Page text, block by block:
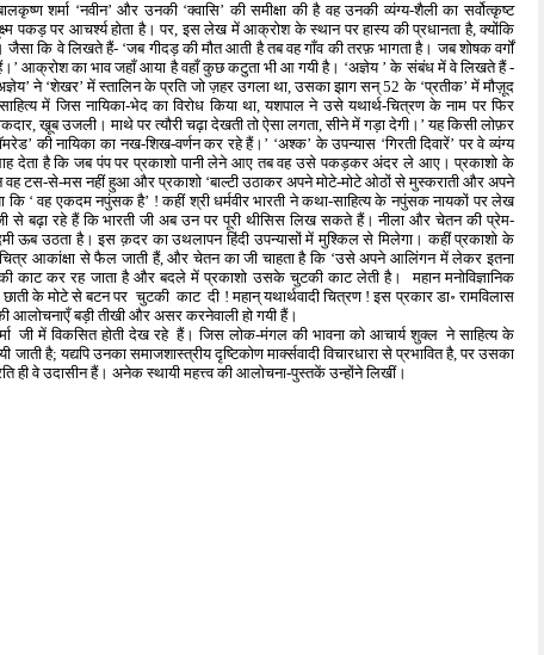
शर्मा ‘नवीन’ और उनकी ‘क्वासि’ की समीक्षा की है वह उनकी व्यंग्य-शैली का सर्वोत्कृष्ट
पकड़ पर आचर्श्य होता है। पर, इस लेख में आक्रोश के स्थान पर हास्य की प्रधानता है, क्योंकि
जैसा कि वे लिखते हैं- ‘जब गीदड़ की मौत आती है तब वह गाँव की तरफ़ भागता है। जब शोषक वर्गों
आक्रोश का भाव जहाँ आया है वहाँ कुछ कटुता भी आ गयी है। ‘अज्ञेय ’ के संबंध में वे लिखते हैं -
ने ‘शेखर’ में स्तालिन के प्रति जो ज़हर उगला था, उसका झाग सन् 52 के ‘प्रतीक’ में मौज़ूद
में जिस नायिका-भेद का विरोध किया था, यशपाल ने उसे यथार्थ-चित्रण के नाम पर फिर
खू़ब उजली। माथे पर त्यौरी चढ़ा देखती तो ऐसा लगता, सीने में गड़ा देगी।’ यह किसी लोफ़र
की नायिका का नख-शिख-वर्णन कर रहे हैं।’ ‘अश्क’ के उपन्यास ‘गिरती दिवारें’ पर वे व्यंग्य
देता है कि जब पंप पर प्रकाशो पानी लेने आए तब वह उसे पकड़कर अंदर ले आए। प्रकाशो के
टस-से-मस नहीं हुआ और प्रकाशो ‘बाल्टी उठाकर अपने मोटे-मोटे ओठों से मुस्कराती और अपने
कि ‘ वह एकदम नपुंसक है’ ! कहीं श्री धर्मवीर भारती ने कथा-साहित्य के नपुंसक नायकों पर लेख
से बढ़ा रहे हैं कि भारती जी अब उन पर पूरी थीसिस लिख सकते हैं। नीला और चेतन की प्रेम-
ऊब उठता है। इस क़दर का उथलापन हिंदी उपन्यासों में मुश्किल से मिलेगा। कहीं प्रकाशो के
आकांक्षा से फैल जाती हैं, और चेतन का जी चाहता है कि ‘उसे अपने आलिंगन में लेकर इतना
कर रह जाता है और बदले में प्रकाशो उसके चुटकी काट लेती है। महान मनोविज्ञानिक
के मोटे से बटन पर चुटकी काट दी ! महान् यथार्थवादी चित्रण ! इस प्रकार डा॰ रामविलास
बड़ी तीखी और असर करनेवाली हो गयी हैं।
जी में विकसित होती देख रहे हैं। जिस लोक-मंगल की भावना को आचार्य शुक्ल ने साहित्य के
है; यद्यपि उनका समाजशास्त्रीय दृष्टिकोण मार्क्सवादी विचारधारा से प्रभावित है, पर उसका
ही वे उदासीन हैं। अनेक स्थायी महत्त्व की आलोचना-पुस्तकें उन्होंने लिखीं।